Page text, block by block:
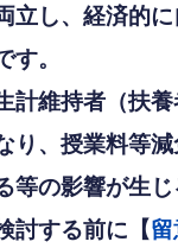
立し、経済的
す。
計維持者（扶養
り、授業料等
等の影響が生じ
討する前に【